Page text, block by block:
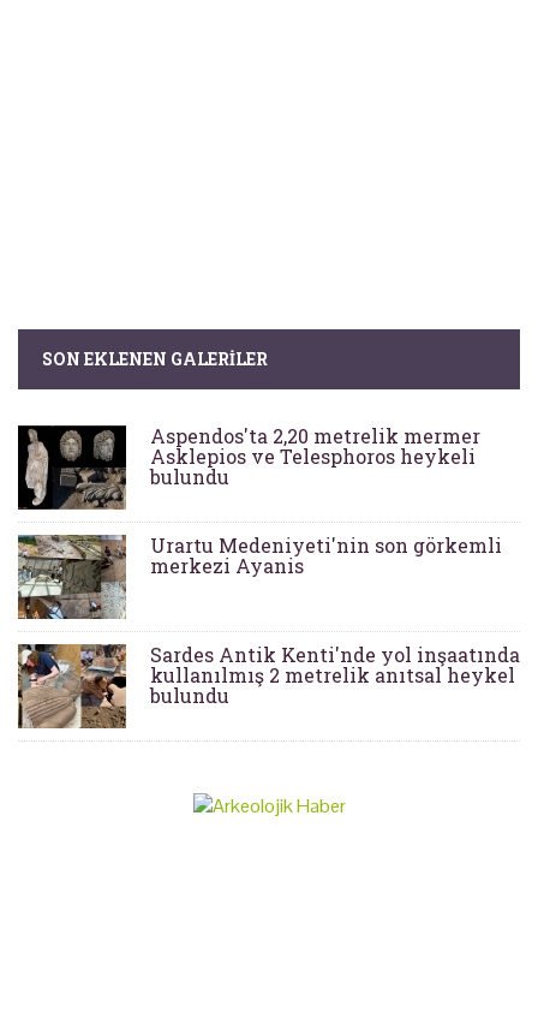
SON EKLENEN GALERILER
Aspendos'ta 2,20 metrelik mermer
Asklepios ve Telesphoros heykeli
bulundu
Urartu Medeniyeti'nin son görkemli
merkezi Ayanis
Sardes Antik Kenti'nde yol inşaatında
kullanılmış 2 metrelik anıtsal heykel
bulundu